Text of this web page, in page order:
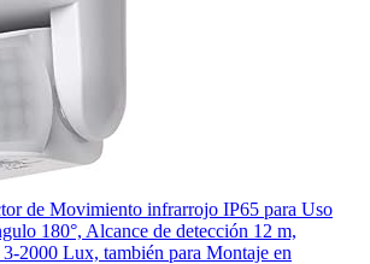
de Movimiento infrarrojo IP65 para Uso
180°, Alcance de detección 12 m,
2000 Lux, también para Montaje en